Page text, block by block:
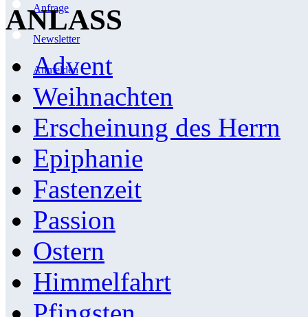
Anfrage
Newsletter
Anmelden
ANLASS
Advent
Weihnachten
Erscheinung des Herrn
Epiphanie
Fastenzeit
Passion
Ostern
Himmelfahrt